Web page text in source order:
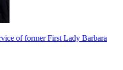
of former First Lady Barbara